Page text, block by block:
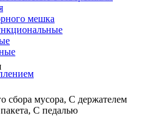
мешка
сбора мусора, С держателем
С педалью